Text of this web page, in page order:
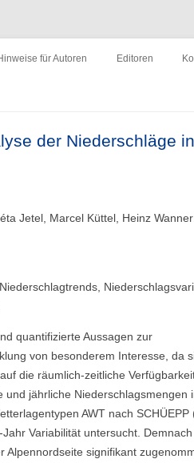
Inhalt
für Autoren Editoren
der Niederschläge
Jetel, Marcel Küttel, Heinz
quantifizierte Aussagen zur
von besonderem Interesse, da
die räumlich-zeitliche
jährliche Niederschlagsmengen
AWT nach SCHÜEPP
Variabilität untersucht.
signifikant